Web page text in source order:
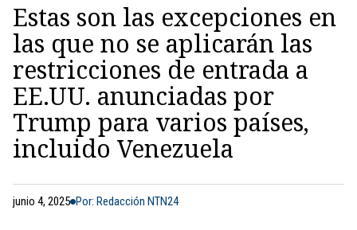
Estas son las excepciones en
las que no se aplicarán las
restricciones de entrada a
EE.UU. anunciadas por
Trump para varios países,
incluido Venezuela
junio 4, 2025 Por: Redacción NTN24